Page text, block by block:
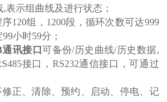
,表示组曲线及进行状态；
序120组， 1200段，循环次数可达999
99小时59分；
通讯接口可备份/历史曲线/历史数据,
接口， RS232通信接口，可通过
正、清除、预约、启动、停电、记